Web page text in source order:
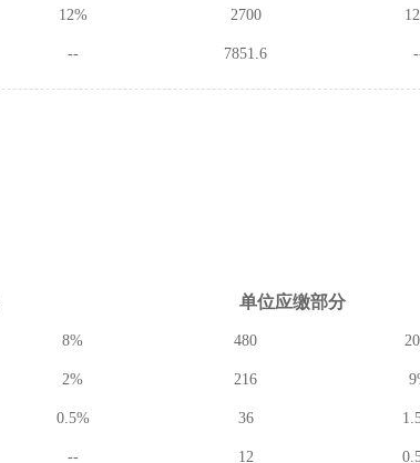
12% 2700
-- 7851.6
单位应缴部分
8% 480
2% 216
0.5% 36
-- 12